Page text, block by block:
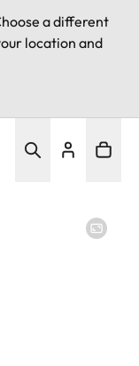
a different
location and